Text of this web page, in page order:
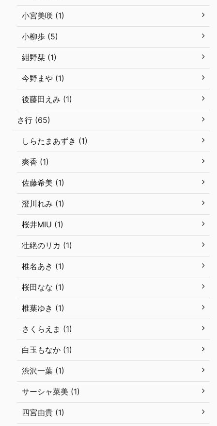
小宮美咲 (1)
小柳歩 (5)
紺野栞 (1)
今野まや (1)
後藤田えみ (1)
さ行 (65)
しらたまあずき (1)
爽香 (1)
佐藤希美 (1)
澄川れみ (1)
桜井MIU (1)
壮絶のリカ (1)
椎名あき (1)
桜田なな (1)
椎葉ゆき (1)
さくらえま (1)
白玉もなか (1)
渋沢一葉 (1)
サーシャ菜美 (1)
四宮由貴 (1)